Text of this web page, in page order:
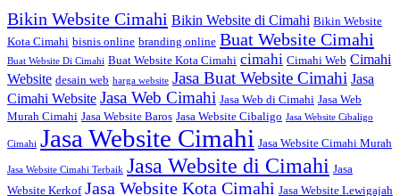
Bikin Website Cimahi Bikin Website di Cimahi Bikin Website
Kota Cimahi bisnis online branding online Buat Website Cimahi
Buat Website Di Cimahi Buat Website Kota Cimahi cimahi Cimahi Web Cimahi
Website desain web harga website Jasa Buat Website Cimahi Jasa
Cimahi Website Jasa Web Cimahi Jasa Web di Cimahi Jasa Web
Murah Cimahi Jasa Website Baros Jasa Website Cibaligo Jasa Website Cibaligo
Cimahi Jasa Website Cimahi Jasa Website Cimahi Murah
Jasa Website Cimahi Terbaik Jasa Website di Cimahi Jasa
Website Kerkof Jasa Website Kota Cimahi Jasa Website Lewigajah